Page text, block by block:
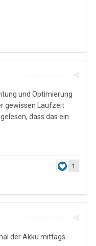
und Optimierung
gewissen Laufzeit
dass das ein
1
der Akku mittags